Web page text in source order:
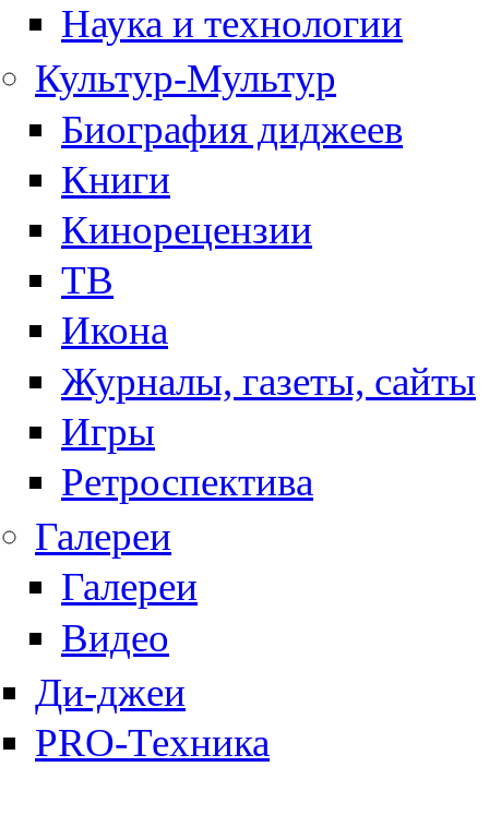
Наука и технологии
Культур-Мультур
Биография диджеев
Книги
Кинорецензии
ТВ
Икона
Журналы, газеты, сайты
Игры
Ретроспектива
Галереи
Галереи
Видео
Ди-джеи
PRO-Техника